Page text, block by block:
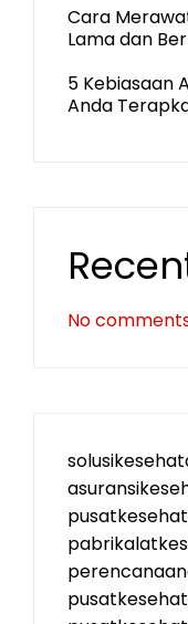
Cara
Lama dan
5 Kebiasaan
Anda
No